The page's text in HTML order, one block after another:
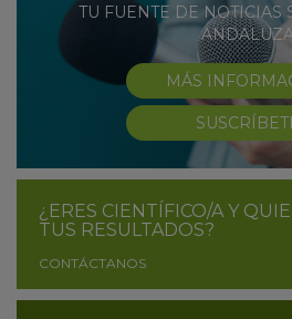
TU FUENTE DE NOTICIAS
ANDALUZA
MÁS
¿ERES CIENTÍFICO/A Y
TUS RESULTADOS?
CONTÁCTANOS